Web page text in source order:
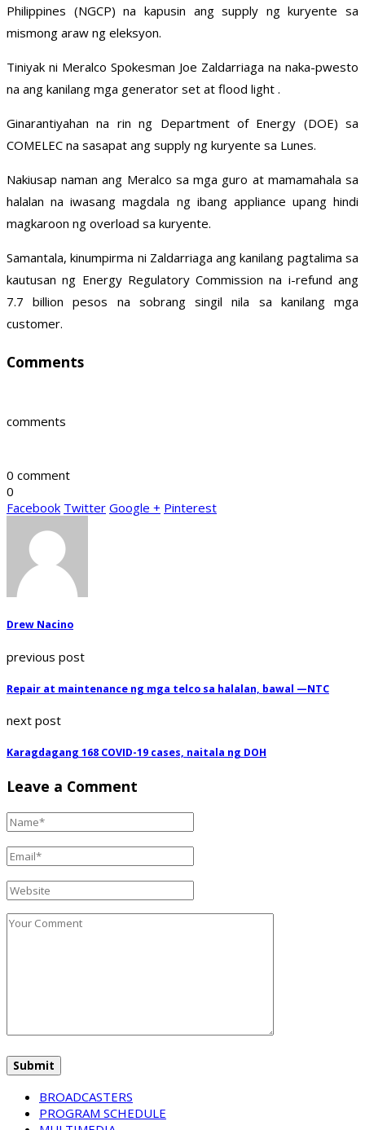
Philippines (NGCP) na kapusin ang supply ng kuryente sa
mismong araw ng eleksyon.
Tiniyak ni Meralco Spokesman Joe Zaldarriaga na naka-pwesto
na ang kanilang mga generator set at flood light .
Ginarantiyahan na rin ng Department of Energy (DOE) sa
COMELEC na sasapat ang supply ng kuryente sa Lunes.
Nakiusap naman ang Meralco sa mga guro at mamamahala sa
halalan na iwasang magdala ng ibang appliance upang hindi
magkaroon ng overload sa kuryente.
Samantala, kinumpirma ni Zaldarriaga ang kanilang pagtalima sa
kautusan ng Energy Regulatory Commission na i-refund ang
7.7 billion pesos na sobrang singil nila sa kanilang mga
customer.
Comments
comments
0 comment
0
Facebook Twitter Google + Pinterest
Drew Nacino
previous post
Repair at maintenance ng mga telco sa halalan, bawal —NTC
next post
Karagdagang 168 COVID-19 cases, naitala ng DOH
Leave a Comment
BROADCASTERS
PROGRAM SCHEDULE